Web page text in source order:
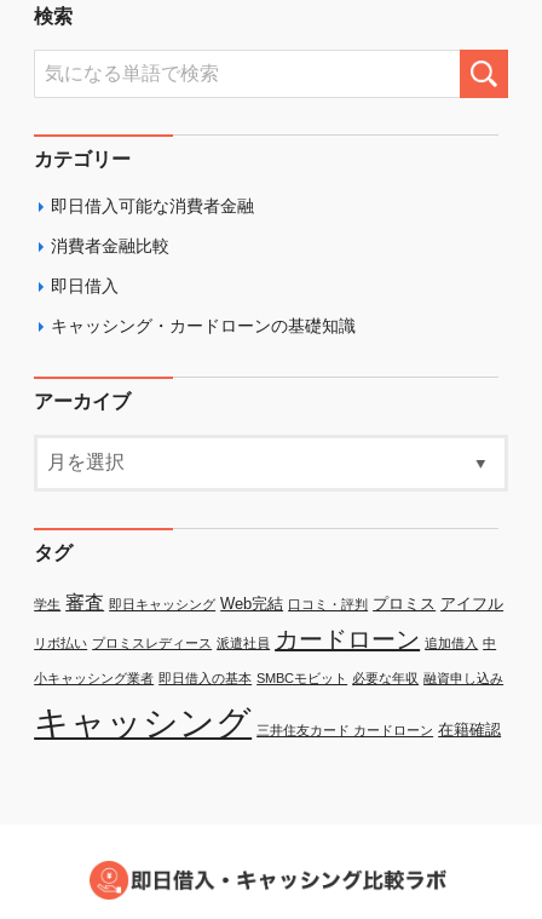
検索
カテゴリー
即日借入可能な消費者金融
消費者金融比較
即日借入
キャッシング・カードローンの基礎知識
アーカイブ
タグ
学生 審査 即日キャッシング Web完結 口コミ・評判 プロミス アイフル
リボ払い プロミスレディース 派遣社員 カードローン 追加借入 中
小キャッシング業者 即日借入の基本 SMBCモビット 必要な年収 融資申し込み
キャッシング 三井住友カード カードローン 在籍確認